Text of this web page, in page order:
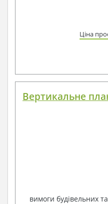
Ціна
Вертикальне
вимоги будівельних